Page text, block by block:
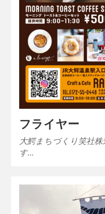
フライヤー
大鰐まちづくり笑社
す…